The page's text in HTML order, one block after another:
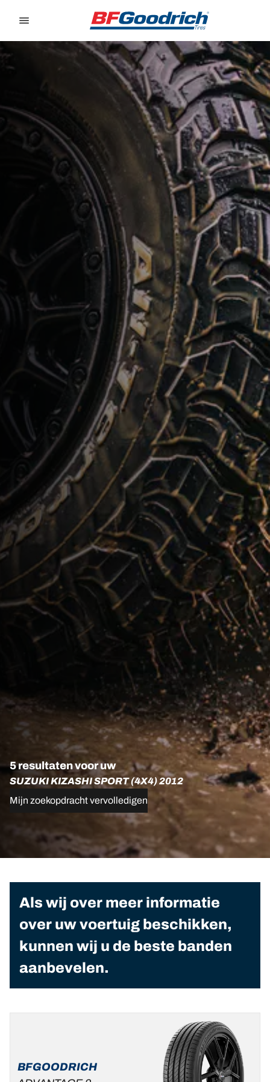
5 resultaten voor uw
SUZUKI KIZASHI SPORT (4X4) 2012
Mijn zoekopdracht vervolledigen
Als wij over meer informatie
over uw voertuig beschikken,
kunnen wij u de beste banden
aanbevelen.
BFGOODRICH